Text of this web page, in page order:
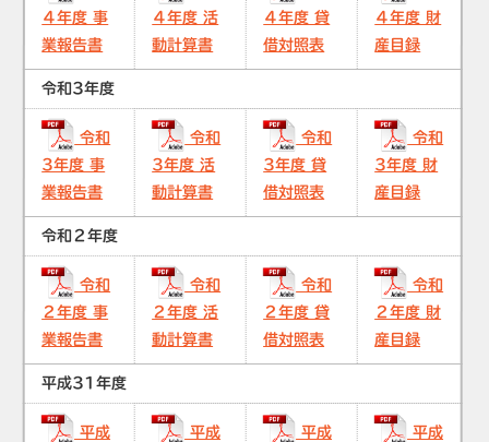
４年度 事
業報告書
４年度 活
動計算書
４年度 貸
借対照表
４年度 財
産目録
令和3年度
令和
3年度 事
業報告書
令和
3年度 活
動計算書
令和
3年度 貸
借対照表
令和
3年度 財
産目録
令和２年度
令和
２年度 事
業報告書
令和
２年度 活
動計算書
令和
２年度 貸
借対照表
令和
２年度 財
産目録
平成31年度
平成 平成 平成 平成